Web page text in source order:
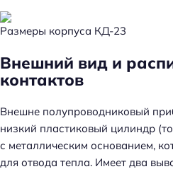
Размеры корпуса КД-23
Внешний вид и
контактов
Внешне полупроводниковый
низкий пластиковый цилиндр
с металлическим основанием,
для отвода тепла. Имеет два